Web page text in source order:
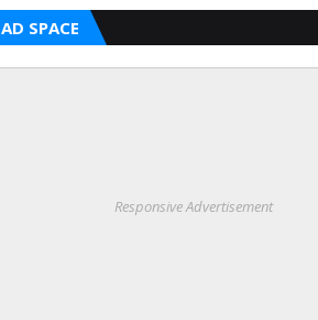
AD SPACE
Responsive Advertisement